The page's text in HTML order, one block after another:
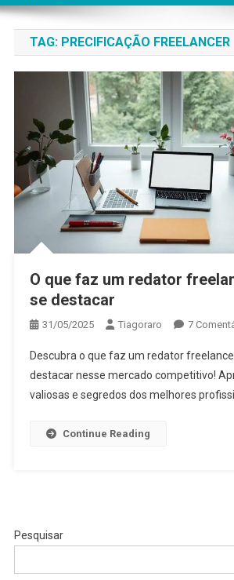
como redator freelancer no
TAG: PRECIFICAÇÃO FREELANCER
O que faz um redator
se destacar
31/05/2025 Tiagoraro 7
Descubra o que faz um redator
destacar nesse mercado competitivo!
valiosas e segredos dos melhores
Continue Reading
Pesquisar